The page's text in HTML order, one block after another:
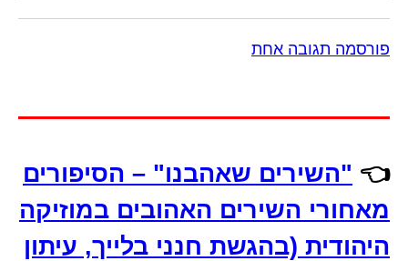
פורסמה תגובה אחת
👈 "השירים שאהבנו" – הסיפורים
מאחורי השירים האהובים במוזיקה
היהודית (בהגשת חנני בלייך, עיתון